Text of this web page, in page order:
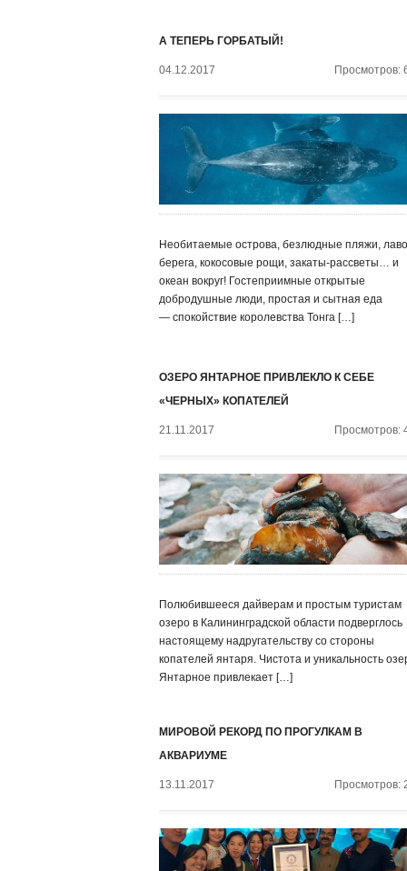
А ТЕПЕРЬ ГОРБАТЫЙ!
04.12.2017 Просмотров:
Необитаемые острова, безлюдные пляжи,
берега, кокосовые рощи, закаты-рассветы… и
океан вокруг! Гостеприимные открытые
добродушные люди, простая и сытная еда
— спокойствие королевства Тонга […]
ОЗЕРО ЯНТАРНОЕ ПРИВЛЕКЛО К СЕБЕ
«ЧЕРНЫХ» КОПАТЕЛЕЙ
21.11.2017 Просмотров:
Полюбившееся дайверам и простым туристам
озеро в Калининградской области подверглось
настоящему надругательству со стороны
копателей янтаря. Чистота и уникальность
Янтарное привлекает […]
МИРОВОЙ РЕКОРД ПО ПРОГУЛКАМ В
АКВАРИУМЕ
13.11.2017 Просмотров: